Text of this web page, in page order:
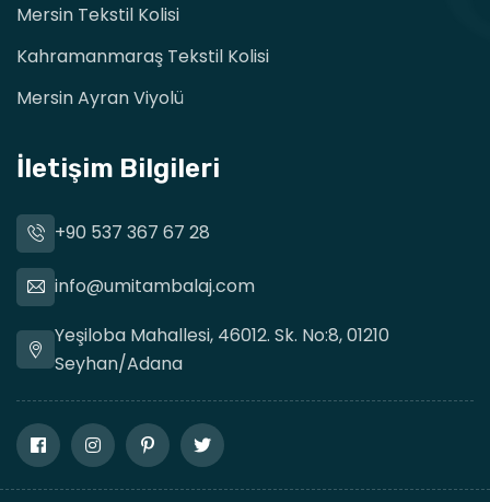
Mersin Tekstil Kolisi
Kahramanmaraş Tekstil Kolisi
Mersin Ayran Viyolü
İletişim Bilgileri
+90 537 367 67 28
info@umitambalaj.com
Yeşiloba Mahallesi, 46012. Sk. No:8, 01210
Seyhan/Adana